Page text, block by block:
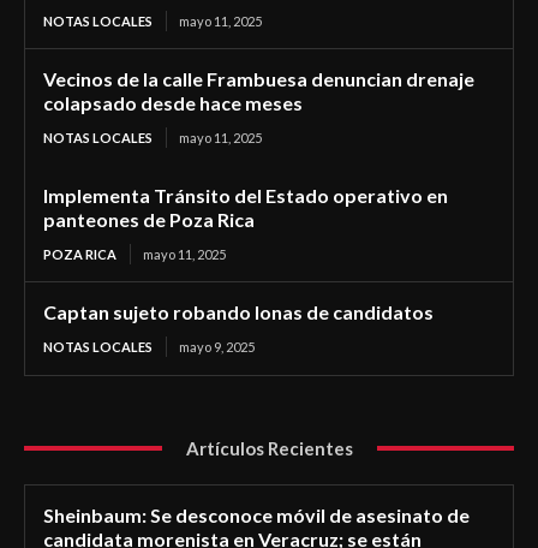
NOTAS LOCALES mayo 11, 2025
Vecinos de la calle Frambuesa denuncian drenaje
colapsado desde hace meses
NOTAS LOCALES mayo 11, 2025
Implementa Tránsito del Estado operativo en
panteones de Poza Rica
POZA RICA mayo 11, 2025
Captan sujeto robando lonas de candidatos
NOTAS LOCALES mayo 9, 2025
Artículos Recientes
Sheinbaum: Se desconoce móvil de asesinato de
candidata morenista en Veracruz; se están